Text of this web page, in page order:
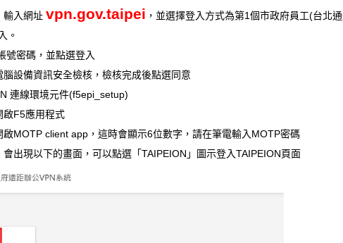
輸入網址 vpn.gov.taipei ，並選擇登入方式為第1個市政府員工(台北
。
號密碼，並點選登入
設備資訊安全檢核，檢核完成後點選同意
連線環境元件(f5epi_setup)
啟F5應用程式
啟MOTP client app，這時會顯示6位數字，請在筆電輸入MOTP密碼
出現以下的畫面，可以點選「TAIPEION」圖示登入TAIPEION頁面